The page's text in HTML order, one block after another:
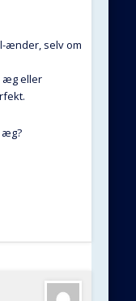
ænder, selv om
æg eller
æg?